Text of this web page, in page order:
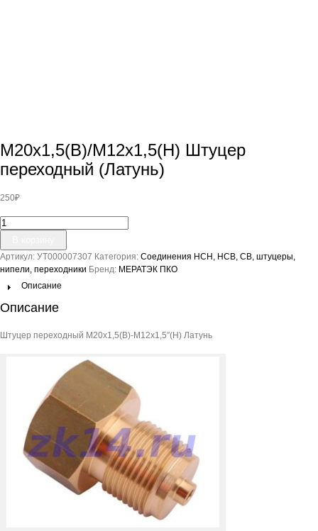
М20х1,5(В)/М12х1,5(Н) Штуцер
переходный (Латунь)
250₽
Количество
товара
М20х1,5(В)/
М12х1,5(Н)
Штуцер
переходный
Артикул: УТ000007307 Категория: Соединения НСН, НСВ, СВ, штуцеры,
нипели, переходники Бренд: МЕРАТЭК ПКО
Описание
Описание
Штуцер переходный М20х1,5(В)-М12х1,5″(Н) Латунь